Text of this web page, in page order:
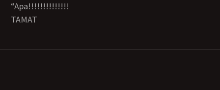
“Apa!!!!!!!!!!!!!!
TAMAT